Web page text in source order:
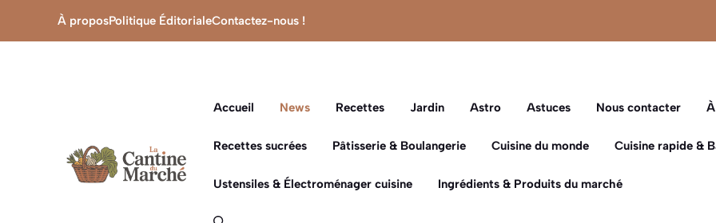
À proposPolitique ÉditorialeContactez-nous !
Accueil News Recettes Jardin Astro Astuces Nous contacter
Recettes sucrées Pâtisserie & Boulangerie Cuisine du monde Cuisine rapide &
Ustensiles & Électroménager cuisine Ingrédients & Produits du marché